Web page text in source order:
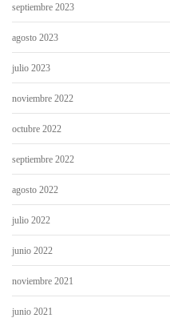
septiembre 2023
agosto 2023
julio 2023
noviembre 2022
octubre 2022
septiembre 2022
agosto 2022
julio 2022
junio 2022
noviembre 2021
junio 2021